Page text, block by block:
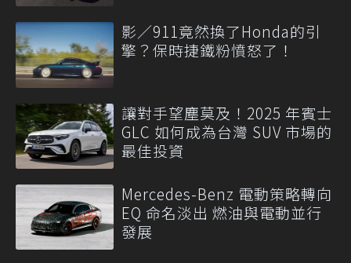
影／911竟然換了Honda的引
擎？保時捷鐵粉憤怒了！
讓對手望塵莫及！2025 年賓士
GLC 如何成為台灣 SUV 市場的
最佳投資
Mercedes-Benz 電動策略轉向
EQ 命名淡出 燃油與電動並行
發展